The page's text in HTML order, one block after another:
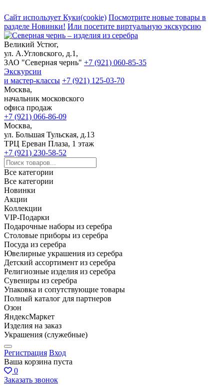
Сайт использует Куки(cookie) Посмотрите новые товары в
разделе Новинки! Или посетите виртуальную экскурсию
Великий Устюг,
ул. А.Угловского, д.1,
ЗАО "Северная чернь" +7 (921) 060-85-35
Экскурсии
и мастер-классы +7 (921) 125-03-70
Москва,
начальник московского
офиса продаж
+7 (921) 066-86-09
Москва,
ул. Большая Тульская, д.13
ТРЦ Ереван Плаза, 1 этаж
+7 (921) 230-58-52
Все категории
Все категории
Новинки
Акции
Коллекции
VIP-Подарки
Подарочные наборы из серебра
Столовые приборы из серебра
Посуда из серебра
Ювелирные украшения из серебра
Детский ассортимент из серебра
Религиозные изделия из серебра
Сувениры из серебра
Упаковка и сопутствующие товары
Полный каталог для партнеров
Озон
ЯндексМаркет
Изделия на заказ
Украшения (служебные)
Регистрация Вход
Ваша корзина пуста
0
Заказать звонок